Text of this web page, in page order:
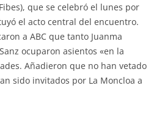
que se celebró el lunes por
el acto central del encuentro.
a ABC que tanto Juanma
ocuparon asientos «en la
Añadieron que no han vetado
sido invitados por La Moncloa a